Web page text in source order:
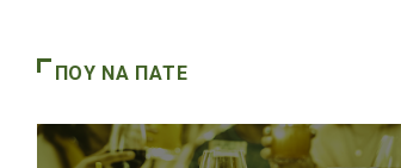
ΠΟΥ ΝΑ ΠΑΤΕ